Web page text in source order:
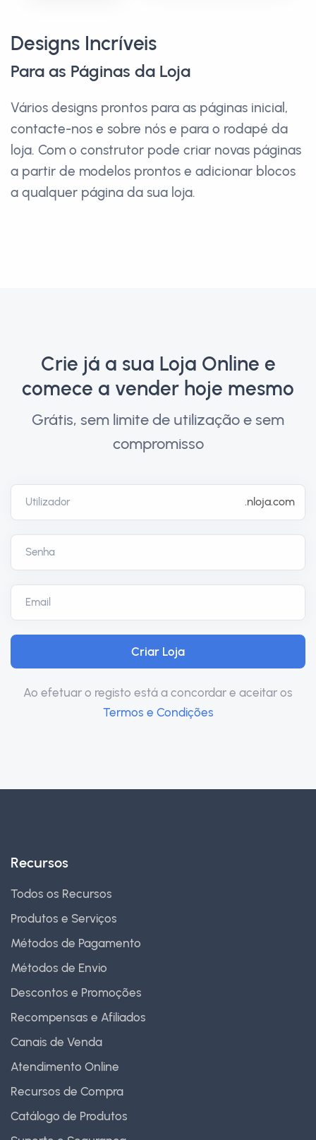
Designs Incríveis
Para as Páginas da Loja
Vários designs prontos para as páginas inicial,
contacte-nos e sobre nós e para o rodapé da
loja. Com o construtor pode criar novas páginas
a partir de modelos prontos e adicionar blocos
a qualquer página da sua loja.
Crie já a sua Loja Online e
comece a vender hoje mesmo
Grátis, sem limite de utilização e sem
compromisso
Ao efetuar o registo está a concordar e aceitar os
Termos e Condições
Recursos
Todos os Recursos
Produtos e Serviços
Métodos de Pagamento
Métodos de Envio
Descontos e Promoções
Recompensas e Afiliados
Canais de Venda
Atendimento Online
Recursos de Compra
Catálogo de Produtos